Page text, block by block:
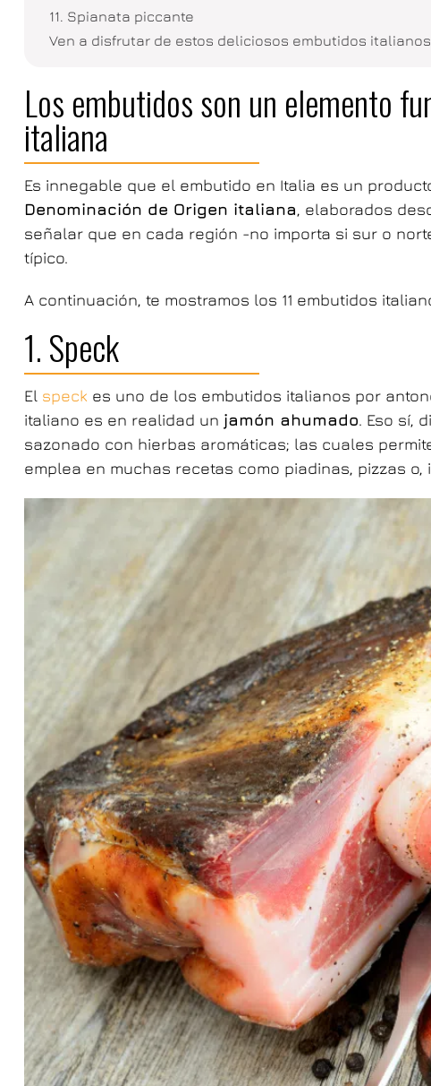
11. Spianata piccante
Ven a disfrutar de estos deliciosos embutidos
Los embutidos son un elemento
italiana
Es innegable que el embutido en Italia es un
Denominación de Origen italiana, elaborados
señalar que en cada región -no importa si sur o
típico.
A continuación, te mostramos los 11 embutidos
1. Speck
El speck es uno de los embutidos italianos por
italiano es en realidad un jamón ahumado. Eso sí,
sazonado con hierbas aromáticas; las cuales
emplea en muchas recetas como piadinas, pizzas o,